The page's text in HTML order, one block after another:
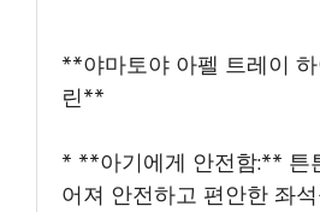
**야마토야 아펠 트레이
린**
* **아기에게 안전함:** 튼
어져 안전하고 편안한 좌